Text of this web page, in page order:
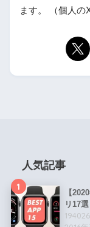
ます。 （個人
人気記事
1
【
リ17選